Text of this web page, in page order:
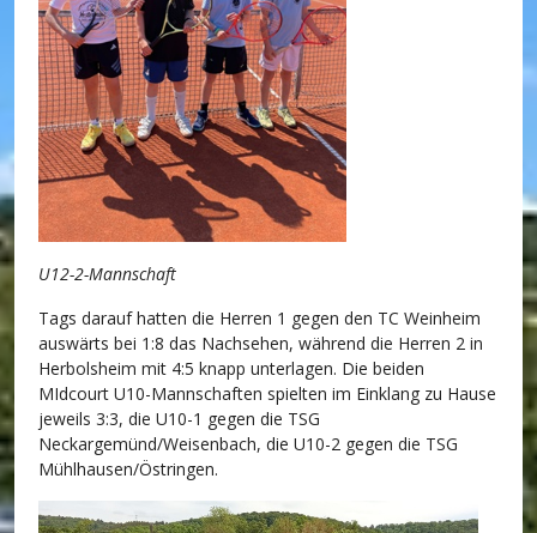
U12-2-Mannschaft
Tags darauf hatten die Herren 1 gegen den TC Weinheim
auswärts bei 1:8 das Nachsehen, während die Herren 2 in
Herbolsheim mit 4:5 knapp unterlagen. Die beiden
MIdcourt U10-Mannschaften spielten im Einklang zu Hause
jeweils 3:3, die U10-1 gegen die TSG
Neckargemünd/Weisenbach, die U10-2 gegen die TSG
Mühlhausen/Östringen.